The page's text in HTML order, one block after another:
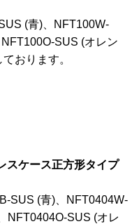
(青)、NFT100W-
SUS (オレン
おります。
スケース正方形タイプ
SUS (青)、NFT0404W-
NFT0404O-SUS (オレ